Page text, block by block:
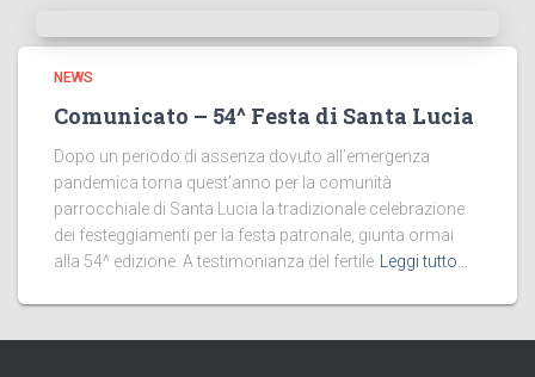
NEWS
Comunicato – 54^ Festa di Santa Lucia
Dopo un periodo di assenza dovuto all’emergenza
pandemica torna quest’anno per la comunità
parrocchiale di Santa Lucia la tradizionale celebrazione
dei festeggiamenti per la festa patronale, giunta ormai
alla 54^ edizione. A testimonianza del fertile Leggi tutto…